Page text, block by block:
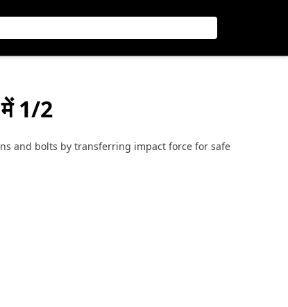
में 1/2
and bolts by transferring impact force for safe